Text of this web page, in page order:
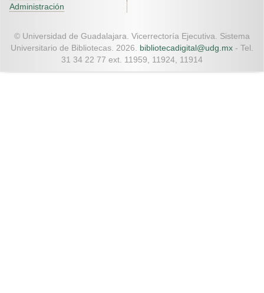
Administración
© Universidad de Guadalajara. Vicerrectoría Ejecutiva. Sistema
Universitario de Bibliotecas. 2026. bibliotecadigital@udg.mx - Tel.
31 34 22 77 ext. 11959, 11924, 11914